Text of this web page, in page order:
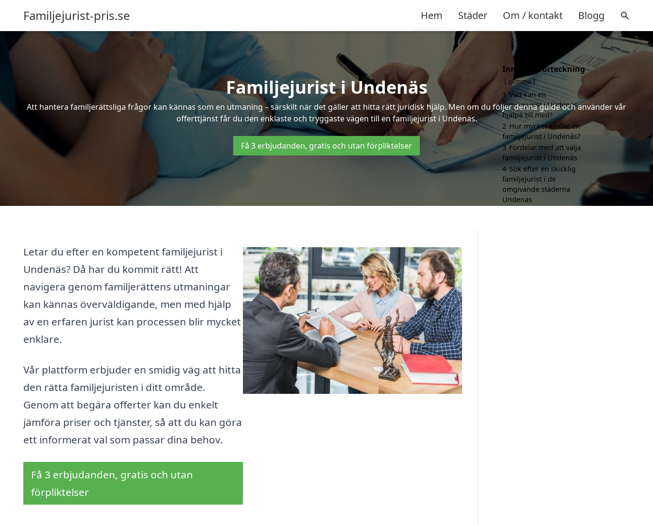
Familjejurist-pris.se Hem Städer Om / kontakt Blogg
Familjejurist i Undenäs
Att hantera familjerättsliga frågor kan kännas som en utmaning – särskilt när det gäller att hitta rätt juridisk hjälp. Men om du följer denna guide och använder vår
offerttjänst får du den enklaste och tryggaste vägen till en familjejurist i Undenäs.
Få 3 erbjudanden, gratis och utan förpliktelser
Letar du efter en kompetent familjejurist i
Undenäs? Då har du kommit rätt! Att
navigera genom familjerättens utmaningar
kan kännas överväldigande, men med hjälp
av en erfaren jurist kan processen blir mycket
enklare.
Vår plattform erbjuder en smidig väg att hitta
den rätta familjejuristen i ditt område.
Genom att begära offerter kan du enkelt
jämföra priser och tjänster, så att du kan göra
ett informerat val som passar dina behov.
Få 3 erbjudanden, gratis och utan
förpliktelser
Innehållsförteckning
gömma
1 Vad kan en
familjejurist i Undenäs
hjälpa till med?
2 Hur mycket kostar en
familjejurist i Undenäs?
3 Fördelar med att välja
familjejurist i Undenäs
4 Sök efter en skicklig
familjejurist i de
omgivande städerna
Undenäs